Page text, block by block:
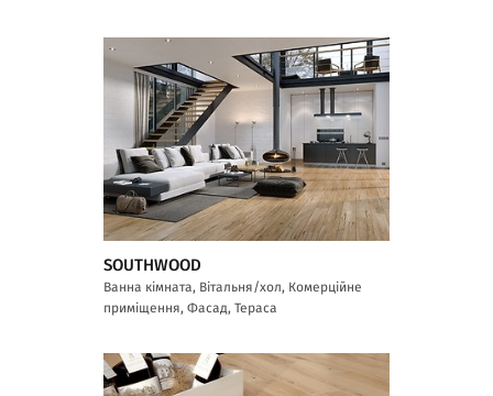
SOUTHWOOD
Ванна кімната, Вітальня/хол, Комерційне
приміщення, Фасад, Тераса